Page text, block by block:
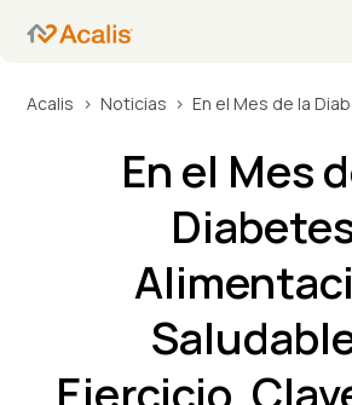
Acalis Noticias En el Mes de la Diabetes: Alimentación
En el Mes